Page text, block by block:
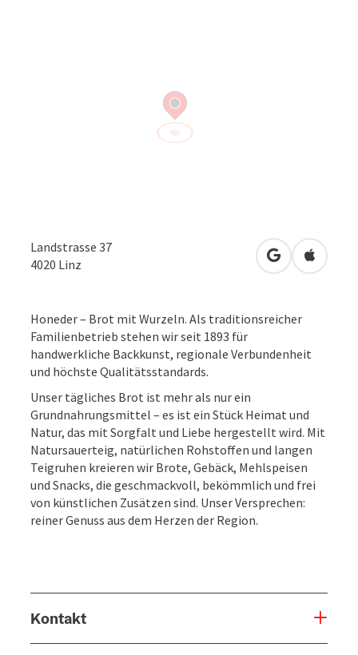
Landstrasse 37
4020 Linz in Google
in
Honeder – Brot mit Wurzeln. Als traditionsreicher
Familienbetrieb stehen wir seit 1893 für
handwerkliche Backkunst, regionale Verbundenheit
und höchste Qualitätsstandards.
Unser tägliches Brot ist mehr als nur ein
Grundnahrungsmittel – es ist ein Stück Heimat und
Natur, das mit Sorgfalt und Liebe hergestellt wird. Mit
Natursauerteig, natürlichen Rohstoffen und langen
Teigruhen kreieren wir Brote, Gebäck, Mehlspeisen
und Snacks, die geschmackvoll, bekömmlich und frei
von künstlichen Zusätzen sind. Unser Versprechen:
reiner Genuss aus dem Herzen der Region.
Kontakt